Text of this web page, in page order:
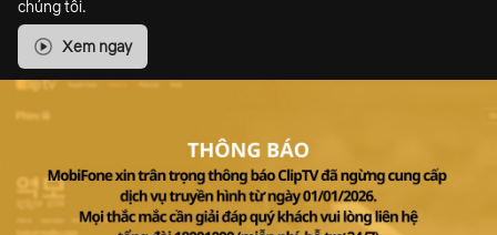
chúng tôi.
Xem ngay